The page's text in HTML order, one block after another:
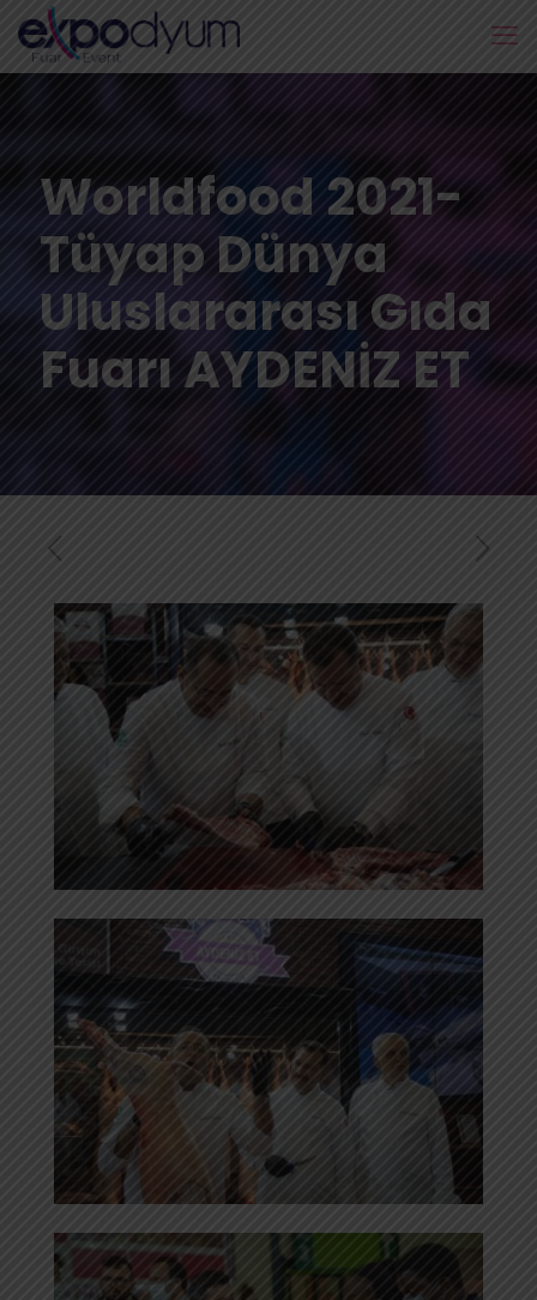
Worldfood 2021-
Tüyap Dünya
Uluslararası Gıda
Fuarı AYDENİZ ET